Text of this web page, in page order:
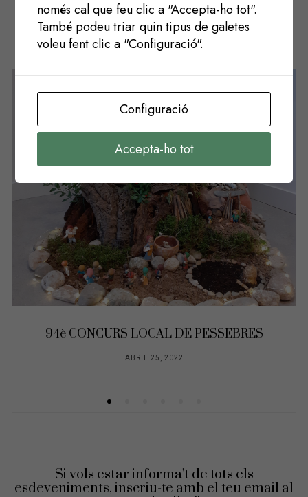
Potser t'agradaria
94è CONCURS LOCAL DE
Si vols estar informa't de tots els
esdeveniments, inscriu-te amb el teu email al
només cal que feu clic a "Accepta-ho tot".
També podeu triar quin tipus de galetes
voleu fent clic a "Configuració".
Configuració
Accepta-ho tot